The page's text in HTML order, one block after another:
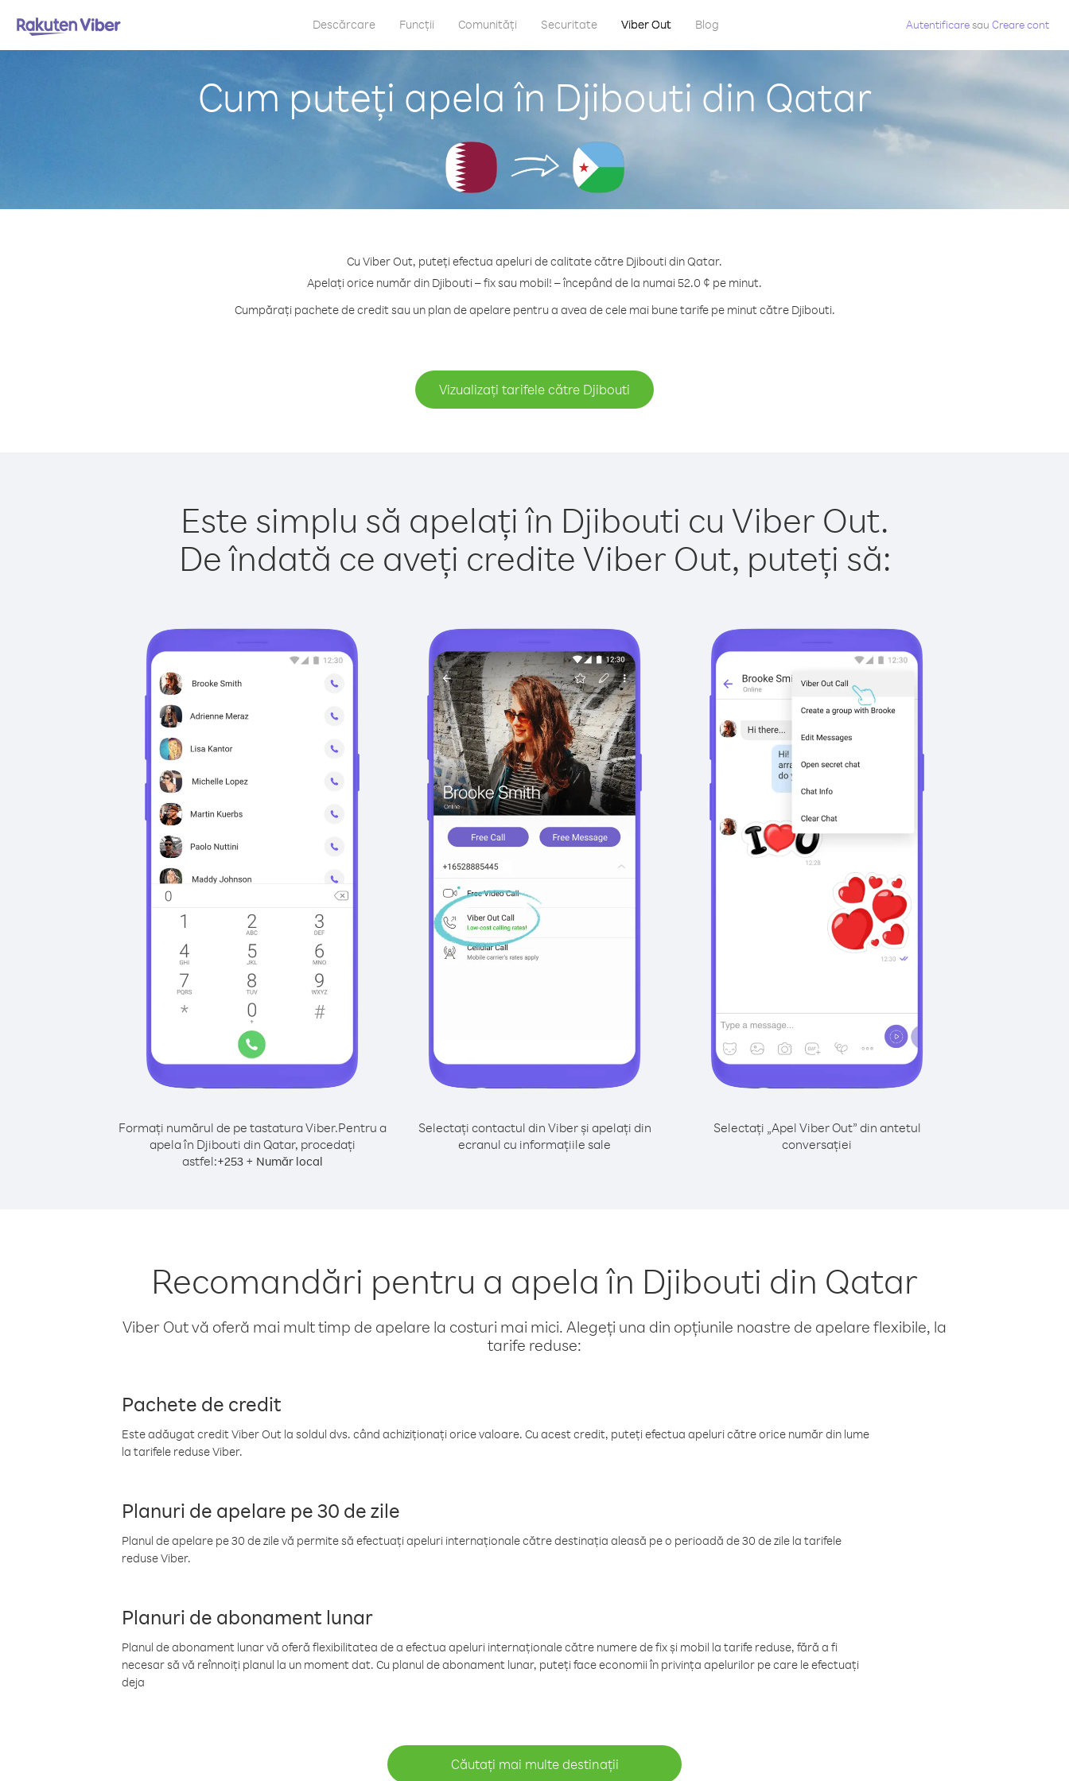
Descărcare Funcții Comunități Securitate Viber Out Blog Autentificaresau Creare cont
Cum puteți apela în Djibouti din Qatar
Cu Viber Out, puteți efectua apeluri de calitate către Djibouti din Qatar.
Apelați orice număr din Djibouti – fix sau mobil! – începând de la numai 52.0 ¢ pe minut.
Cumpărați pachete de credit sau un plan de apelare pentru a avea de cele mai bune tarife pe minut către Djibouti.
Vizualizați tarifele către Djibouti
Este simplu să apelați în Djibouti cu Viber Out.
De îndată ce aveți credite Viber Out, puteți să:
Formați numărul de pe tastatura Viber.Pentru a
apela în Djibouti din Qatar, procedați
astfel:+253+ Număr local
Selectați contactul din Viber și apelați din
ecranul cu informațiile sale
Selectați „Apel Viber Out” din antetul
conversației
Recomandări pentru a apela în Djibouti din Qatar
Viber Out vă oferă mai mult timp de apelare la costuri mai mici. Alegeți una din opțiunile noastre de apelare flexibile, la
tarife reduse:
Pachete de credit
Este adăugat credit Viber Out la soldul dvs. când achiziționați orice valoare. Cu acest credit, puteți efectua apeluri către orice număr din lume
la tarifele reduse Viber.
Planuri de apelare pe 30 de zile
Planul de apelare pe 30 de zile vă permite să efectuați apeluri internaționale către destinația aleasă pe o perioadă de 30 de zile la tarifele
reduse Viber.
Planuri de abonament lunar
Planul de abonament lunar vă oferă flexibilitatea de a efectua apeluri internaționale către numere de fix și mobil la tarife reduse, fără a fi
necesar să vă reînnoiți planul la un moment dat. Cu planul de abonament lunar, puteți face economii în privința apelurilor pe care le efectuați
deja
Căutați mai multe destinații